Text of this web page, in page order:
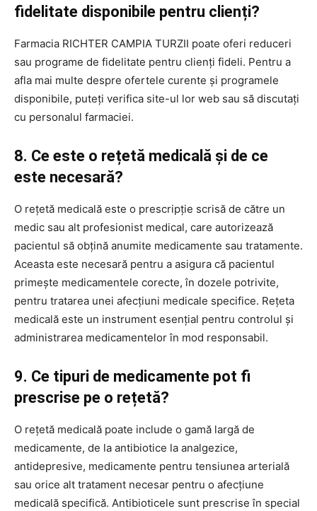
fidelitate disponibile pentru clienți?
Farmacia RICHTER CAMPIA TURZII poate oferi reduceri
sau programe de fidelitate pentru clienți fideli. Pentru a
afla mai multe despre ofertele curente și programele
disponibile, puteți verifica site-ul lor web sau să discutați
cu personalul farmaciei.
8. Ce este o rețetă medicală și de ce
este necesară?
O rețetă medicală este o prescripție scrisă de către un
medic sau alt profesionist medical, care autorizează
pacientul să obțină anumite medicamente sau tratamente.
Aceasta este necesară pentru a asigura că pacientul
primește medicamentele corecte, în dozele potrivite,
pentru tratarea unei afecțiuni medicale specifice. Rețeta
medicală este un instrument esențial pentru controlul și
administrarea medicamentelor în mod responsabil.
9. Ce tipuri de medicamente pot fi
prescrise pe o rețetă?
O rețetă medicală poate include o gamă largă de
medicamente, de la antibiotice la analgezice,
antidepresive, medicamente pentru tensiunea arterială
sau orice alt tratament necesar pentru o afecțiune
medicală specifică. Antibioticele sunt prescrise în special